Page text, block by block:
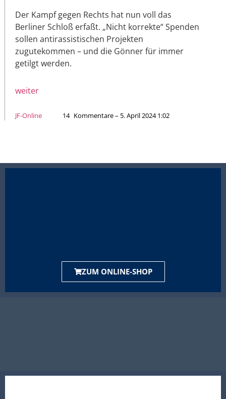
Der Kampf gegen Rechts hat nun voll das
Berliner Schloß erfaßt. „Nicht korrekte“ Spenden
sollen antirassistischen Projekten
zugutekommen – und die Gönner für immer
getilgt werden.
weiter
JF-Online 14 Kommentare – 5. April 2024 1:02
ZUM ONLINE-SHOP